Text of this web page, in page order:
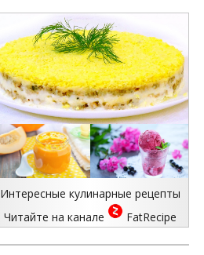
Интересные кулинарные рецепты
Читайте на канале
FatRecipe